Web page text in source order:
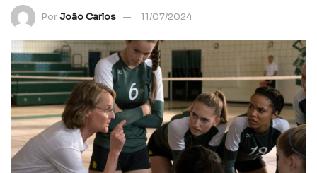
PorJoão Carlos 11/07/2024